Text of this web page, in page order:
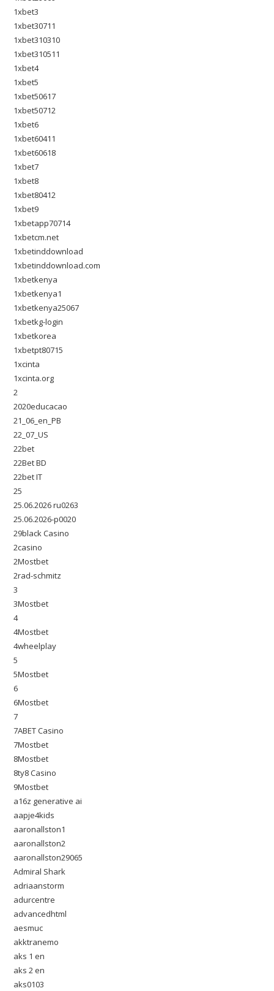
1xbet3
1xbet30711
1xbet310310
1xbet310511
1xbet4
1xbet5
1xbet50617
1xbet50712
1xbet6
1xbet60411
1xbet60618
1xbet7
1xbet8
1xbet80412
1xbet9
1xbetapp70714
1xbetcm.net
1xbetinddownload
1xbetinddownload.com
1xbetkenya
1xbetkenya1
1xbetkenya25067
1xbetkg-login
1xbetkorea
1xbetpt80715
1xcinta
1xcinta.org
2
2020educacao
21_06_en_PB
22_07_US
22bet
22Bet BD
22bet IT
25
25.06.2026 ru0263
25.06.2026-p0020
29black Casino
2casino
2Mostbet
2rad-schmitz
3
3Mostbet
4
4Mostbet
4wheelplay
5
5Mostbet
6
6Mostbet
7
7ABET Casino
7Mostbet
8Mostbet
8ty8 Casino
9Mostbet
a16z generative ai
aapje4kids
aaronallston1
aaronallston2
aaronallston29065
Admiral Shark
adriaanstorm
adurcentre
advancedhtml
aesmuc
akktranemo
aks 1 en
aks 2 en
aks0103